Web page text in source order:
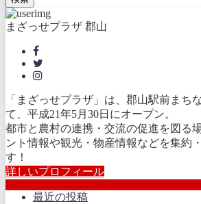
まざっせプラザ 郡山
「まざっせプラザ」は、郡山駅前まち
て、平成21年5月30日にオープン。
都市と農村の連携・交流の促進を図る
ント情報や観光・物産情報などを集約
す！
詳しいプロフィール
最近の投稿